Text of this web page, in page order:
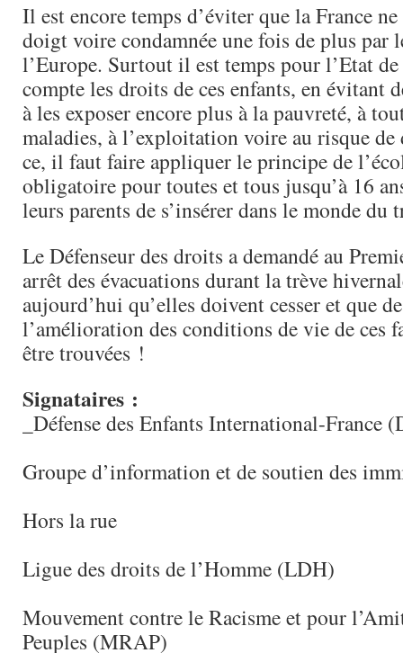
Il est encore temps d’éviter que la France
doigt voire condamnée une fois de plus par
l’Europe. Surtout il est temps pour l’Etat
compte les droits de ces enfants, en évitant
à les exposer encore plus à la pauvreté, à
maladies, à l’exploitation voire au risque de
ce, il faut faire appliquer le principe de
obligatoire pour toutes et tous jusqu’à 16
leurs parents de s’insérer dans le monde du
Le Défenseur des droits a demandé au
arrêt des évacuations durant la trève
aujourd’hui qu’elles doivent cesser et que
l’amélioration des conditions de vie de ces
être trouvées !
Signataires :
_Défense des Enfants International-France
Groupe d’information et de soutien des
Hors la rue
Ligue des droits de l’Homme (LDH)
Mouvement contre le Racisme et pour
Peuples (MRAP)